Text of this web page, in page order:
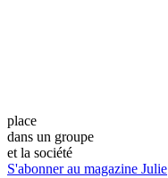
place
dans un groupe
et la société
S'abonner au magazine Julie